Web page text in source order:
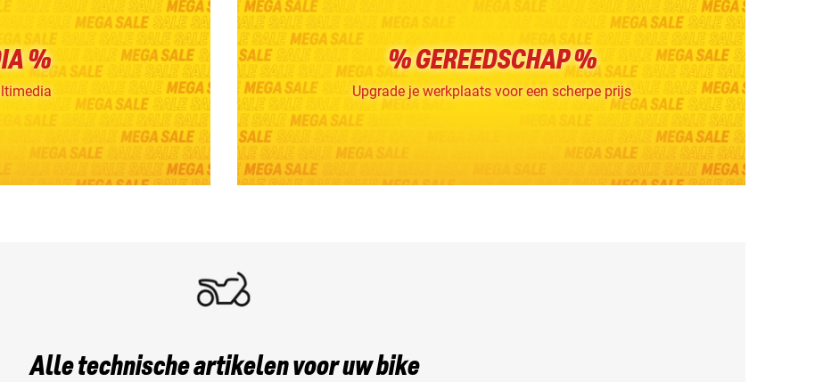
% % GEREEDSCHAP %
Upgrade je werkplaats voor een scherpe prijs
Alle technische artikelen voor uw bike